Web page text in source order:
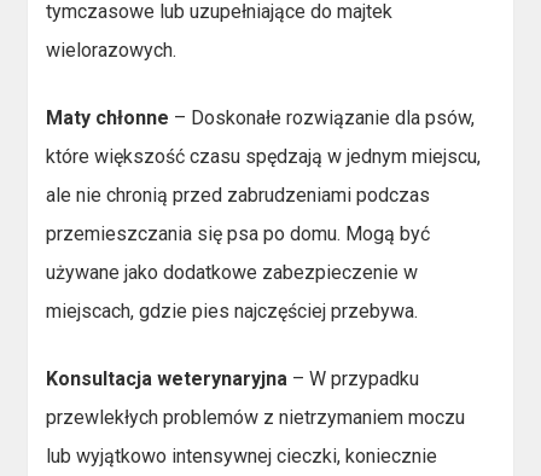
tymczasowe lub uzupełniające do majtek
wielorazowych.
Maty chłonne – Doskonałe rozwiązanie dla psów,
które większość czasu spędzają w jednym miejscu,
ale nie chronią przed zabrudzeniami podczas
przemieszczania się psa po domu. Mogą być
używane jako dodatkowe zabezpieczenie w
miejscach, gdzie pies najczęściej przebywa.
Konsultacja weterynaryjna – W przypadku
przewlekłych problemów z nietrzymaniem moczu
lub wyjątkowo intensywnej cieczki, koniecznie